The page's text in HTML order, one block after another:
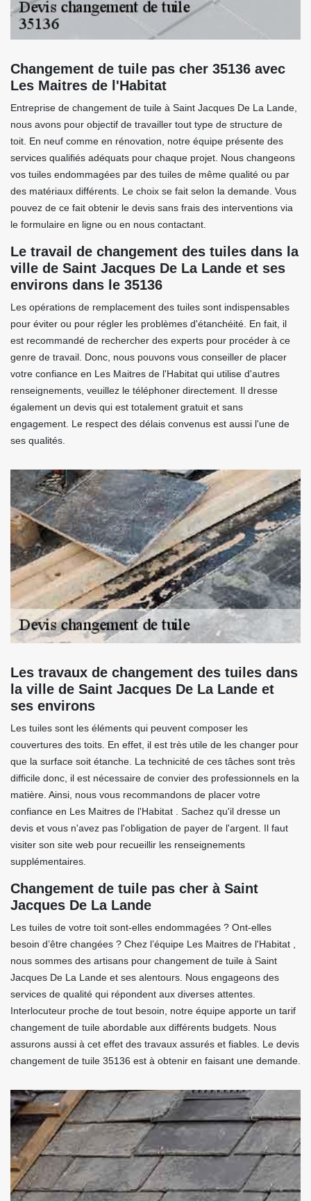
Changement de tuile pas cher 35136 avec
Les Maitres de l'Habitat
Entreprise de changement de tuile à Saint Jacques De La Lande,
nous avons pour objectif de travailler tout type de structure de
toit. En neuf comme en rénovation, notre équipe présente des
services qualifiés adéquats pour chaque projet. Nous changeons
vos tuiles endommagées par des tuiles de même qualité ou par
des matériaux différents. Le choix se fait selon la demande. Vous
pouvez de ce fait obtenir le devis sans frais des interventions via
le formulaire en ligne ou en nous contactant.
Le travail de changement des tuiles dans la
ville de Saint Jacques De La Lande et ses
environs dans le 35136
Les opérations de remplacement des tuiles sont indispensables
pour éviter ou pour régler les problèmes d'étanchéité. En fait, il
est recommandé de rechercher des experts pour procéder à ce
genre de travail. Donc, nous pouvons vous conseiller de placer
votre confiance en Les Maitres de l'Habitat qui utilise d'autres
renseignements, veuillez le téléphoner directement. Il dresse
également un devis qui est totalement gratuit et sans
engagement. Le respect des délais convenus est aussi l'une de
ses qualités.
Les travaux de changement des tuiles dans
la ville de Saint Jacques De La Lande et
ses environs
Les tuiles sont les éléments qui peuvent composer les
couvertures des toits. En effet, il est très utile de les changer pour
que la surface soit étanche. La technicité de ces tâches sont très
difficile donc, il est nécessaire de convier des professionnels en la
matière. Ainsi, nous vous recommandons de placer votre
confiance en Les Maitres de l'Habitat . Sachez qu'il dresse un
devis et vous n'avez pas l'obligation de payer de l'argent. Il faut
visiter son site web pour recueillir les renseignements
supplémentaires.
Changement de tuile pas cher à Saint
Jacques De La Lande
Les tuiles de votre toit sont-elles endommagées ? Ont-elles
besoin d’être changées ? Chez l’équipe Les Maitres de l'Habitat ,
nous sommes des artisans pour changement de tuile à Saint
Jacques De La Lande et ses alentours. Nous engageons des
services de qualité qui répondent aux diverses attentes.
Interlocuteur proche de tout besoin, notre équipe apporte un tarif
changement de tuile abordable aux différents budgets. Nous
assurons aussi à cet effet des travaux assurés et fiables. Le devis
changement de tuile 35136 est à obtenir en faisant une demande.